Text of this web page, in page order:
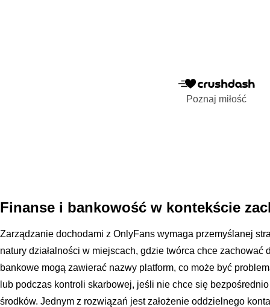
Poznaj miłość
Finanse i bankowość w kontekście
Zarządzanie dochodami z OnlyFans wymaga przemyślanej
natury działalności w miejscach, gdzie twórca chce zachować
bankowe mogą zawierać nazwy platform, co może być
lub podczas kontroli skarbowej, jeśli nie chce się
środków. Jednym z rozwiązań jest założenie oddzielnego